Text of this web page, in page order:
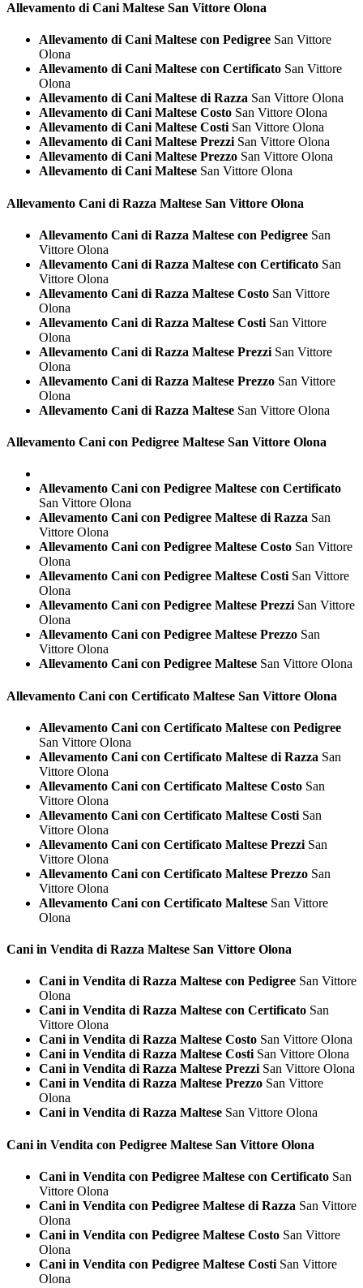
Allevamento di Cani Maltese San Vittore Olona
Allevamento di Cani Maltese con Pedigree San Vittore
Olona
Allevamento di Cani Maltese con Certificato San Vittore
Olona
Allevamento di Cani Maltese di Razza San Vittore Olona
Allevamento di Cani Maltese Costo San Vittore Olona
Allevamento di Cani Maltese Costi San Vittore Olona
Allevamento di Cani Maltese Prezzi San Vittore Olona
Allevamento di Cani Maltese Prezzo San Vittore Olona
Allevamento di Cani Maltese San Vittore Olona
Allevamento Cani di Razza Maltese San Vittore Olona
Allevamento Cani di Razza Maltese con Pedigree San
Vittore Olona
Allevamento Cani di Razza Maltese con Certificato San
Vittore Olona
Allevamento Cani di Razza Maltese Costo San Vittore
Olona
Allevamento Cani di Razza Maltese Costi San Vittore
Olona
Allevamento Cani di Razza Maltese Prezzi San Vittore
Olona
Allevamento Cani di Razza Maltese Prezzo San Vittore
Olona
Allevamento Cani di Razza Maltese San Vittore Olona
Allevamento Cani con Pedigree Maltese San Vittore Olona
Allevamento Cani con Pedigree Maltese con Certificato
San Vittore Olona
Allevamento Cani con Pedigree Maltese di Razza San
Vittore Olona
Allevamento Cani con Pedigree Maltese Costo San Vittore
Olona
Allevamento Cani con Pedigree Maltese Costi San Vittore
Olona
Allevamento Cani con Pedigree Maltese Prezzi San Vittore
Olona
Allevamento Cani con Pedigree Maltese Prezzo San
Vittore Olona
Allevamento Cani con Pedigree Maltese San Vittore Olona
Allevamento Cani con Certificato Maltese San Vittore Olona
Allevamento Cani con Certificato Maltese con Pedigree
San Vittore Olona
Allevamento Cani con Certificato Maltese di Razza San
Vittore Olona
Allevamento Cani con Certificato Maltese Costo San
Vittore Olona
Allevamento Cani con Certificato Maltese Costi San
Vittore Olona
Allevamento Cani con Certificato Maltese Prezzi San
Vittore Olona
Allevamento Cani con Certificato Maltese Prezzo San
Vittore Olona
Allevamento Cani con Certificato Maltese San Vittore
Olona
Cani in Vendita di Razza Maltese San Vittore Olona
Cani in Vendita di Razza Maltese con Pedigree San Vittore
Olona
Cani in Vendita di Razza Maltese con Certificato San
Vittore Olona
Cani in Vendita di Razza Maltese Costo San Vittore Olona
Cani in Vendita di Razza Maltese CostiSan Vittore Olona
Cani in Vendita di Razza Maltese PrezziSan Vittore Olona
Cani in Vendita di Razza Maltese Prezzo San Vittore
Olona
Cani in Vendita di Razza Maltese San Vittore Olona
Cani in Vendita con Pedigree Maltese San Vittore Olona
Cani in Vendita con Pedigree Maltese con Certificato San
Vittore Olona
Cani in Vendita con Pedigree Maltese di Razza San Vittore
Olona
Cani in Vendita con Pedigree Maltese Costo San Vittore
Olona
Cani in Vendita con Pedigree Maltese Costi San Vittore
Olona